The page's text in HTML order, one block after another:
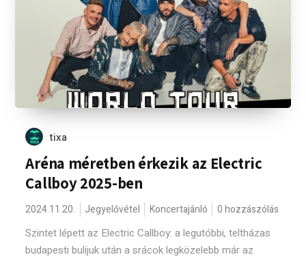
tixa
Aréna méretben érkezik az Electric
Callboy 2025-ben
2024.11.20. Jegyelővétel Koncertajánló 0 hozzászólás
Szintet lépett az Electric Callboy: a legutóbbi, teltházas
budapesti bulijuk után a srácok legközelebb már az